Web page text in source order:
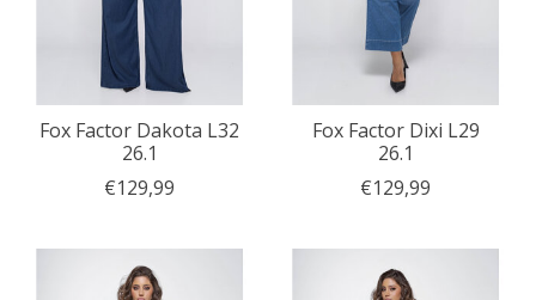
Fox Factor Dakota L32
26.1
€129,99
Fox Factor Dixi L29
26.1
€129,99